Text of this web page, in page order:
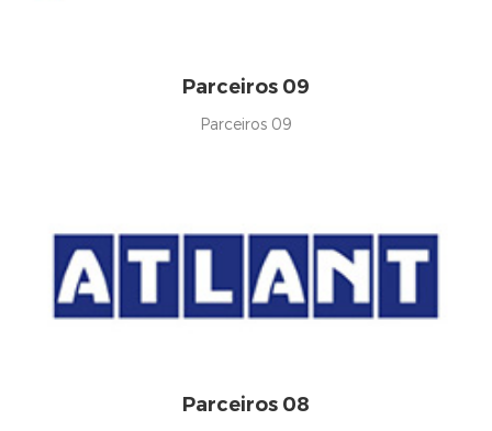
Parceiros 09
Parceiros 09
Parceiros 08